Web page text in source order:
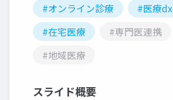
#オンライン診療
#医療dx
#在宅医療
#専門医連携
#地域医療
スライド概要